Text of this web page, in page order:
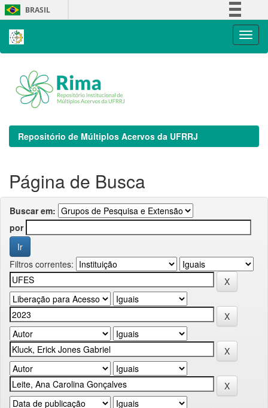
Skip
navigation
BRASIL
Repositório de Múltiplos Acervos da UFRRJ
Página de Busca
Buscar em:
por
Filtros correntes: